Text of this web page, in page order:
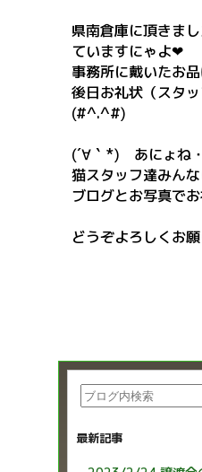
県南倉庫に頂きま
ていますにゃよ❤
事務所に戴いたお
後日お礼状（スタ
(#^.^#)
(´∀｀*) あにょね
猫スタッフ達みん
ブログとお写真で
どうぞよろしくお
最新記事